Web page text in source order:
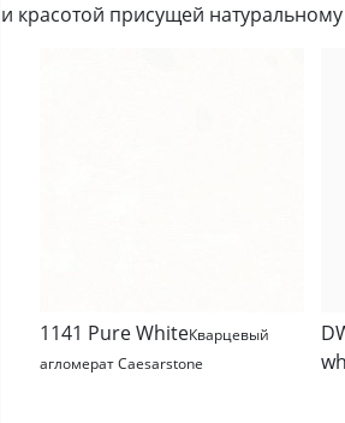
и красотой присущей
1141 Pure WhiteКварцевый
агломерат Caesarstone